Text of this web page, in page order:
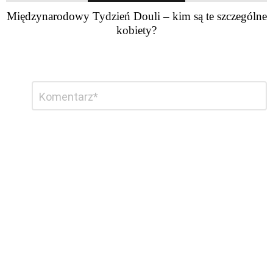
Międzynarodowy Tydzień Douli – kim są te szczególne
kobiety?
komentarz